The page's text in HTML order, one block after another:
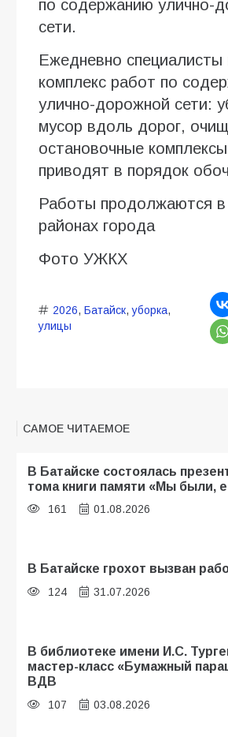
по содержанию улично-
сети.
Ежедневно
комплекс работ по
улично-дорожной сети:
мусор вдоль дорог,
остановочные
приводят в порядок
Работы продолжаются в
районах города
Фото УЖКХ
2026, Батайск,уборка,
улицы
САМОЕ ЧИТАЕМОЕ
В Батайске состоялась
тома книги памяти «Мы были,
161 01.08.2026
В Батайске грохот вызван
124 31.07.2026
В библиотеке имени И.С.
мастер-класс «Бумажный
ВДВ
107 03.08.2026